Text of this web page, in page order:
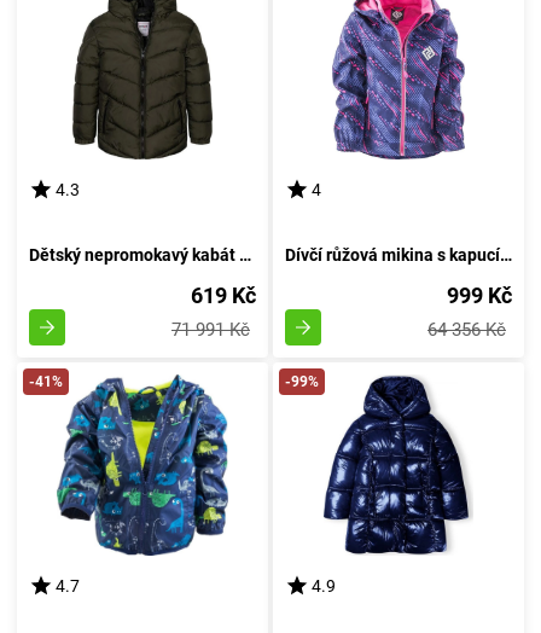
4.3
Dětský nepromokavý kabát Puffa z nylonu, značky Minoti, model 11COAT 16, barva khaki - velikost 98/104 | pro věk 3 až 4 roky
619 Kč
71 991 Kč
4
Dívčí růžová mikina s kapucí a měkkým povrchem, Pidilidi, PD1102-01, velikost 98 | pro věk 3 roky
999 Kč
64 356 Kč
-41%
4.7
-99%
4.9